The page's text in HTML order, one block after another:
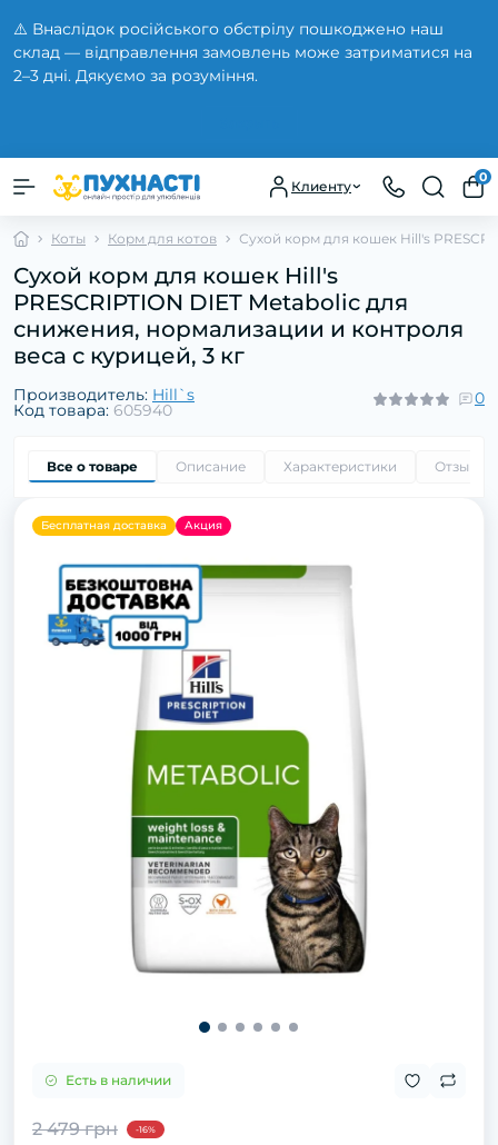
⚠️ Внаслідок російського обстрілу пошкоджено наш
склад — відправлення замовлень може затриматися на
2–3 дні. Дякуємо за розуміння.
Клиенту
0
Коты Корм для котов Сухой корм для кошек Hill's
Сухой корм для кошек Hill's
PRESCRIPTION DIET Metabolic для
снижения, нормализации и контроля
веса с курицей, 3 кг
Производитель: Hill`s
Код товара: 605940
0
Все о товаре Описание Характеристики Отзывы
Бесплатная доставка Акция
Есть в наличии
2 479 грн -16%